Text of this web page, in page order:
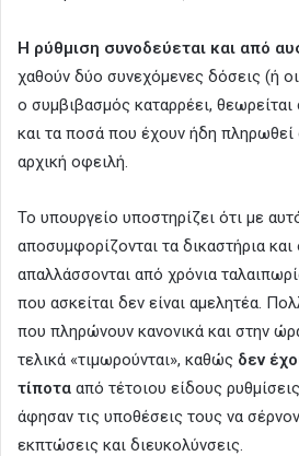
Η ρύθμιση συνοδεύεται και από
χαθούν δύο συνεχόμενες δόσεις (ή
ο συμβιβασμός καταρρέει,
και τα ποσά που έχουν ήδη πληρωθεί
αρχική οφειλή.
Το υπουργείο υποστηρίζει ότι με
αποσυμφορίζονται τα δικαστήρια και
απαλλάσσονται από χρόνια
που ασκείται δεν είναι αμελητέα.
που πληρώνουν κανονικά και στην
τελικά «τιμωρούνται», καθώς δεν
τίποτα από τέτοιου είδους
άφησαν τις υποθέσεις τους να
εκπτώσεις και διευκολύνσεις.